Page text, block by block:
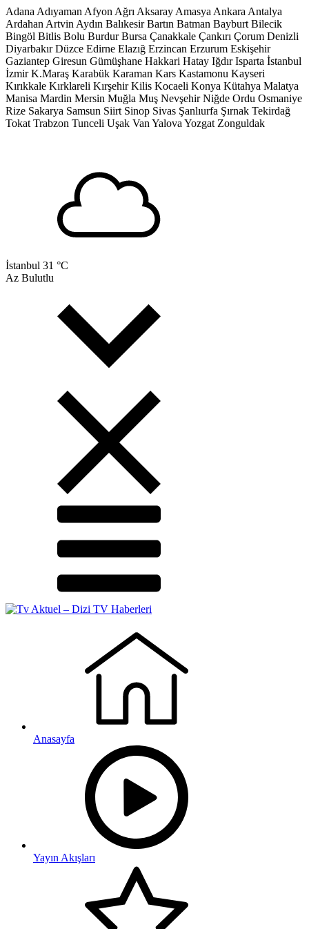
Adana Adıyaman Afyon Ağrı Aksaray Amasya Ankara Antalya
Ardahan Artvin Aydın Balıkesir Bartın Batman Bayburt Bilecik
Bingöl Bitlis Bolu Burdur Bursa Çanakkale Çankırı Çorum Denizli
Diyarbakır Düzce Edirne Elazığ Erzincan Erzurum Eskişehir
Gaziantep Giresun Gümüşhane Hakkari Hatay Iğdır Isparta İstanbul
İzmir K.Maraş Karabük Karaman Kars Kastamonu Kayseri
Kırıkkale Kırklareli Kırşehir Kilis Kocaeli Konya Kütahya Malatya
Manisa Mardin Mersin Muğla Muş Nevşehir Niğde Ordu Osmaniye
Rize Sakarya Samsun Siirt Sinop Sivas Şanlıurfa Şırnak Tekirdağ
Tokat Trabzon Tunceli Uşak Van Yalova Yozgat Zonguldak
İstanbul 31 °C
Az Bulutlu
Anasayfa
Yayın Akışları